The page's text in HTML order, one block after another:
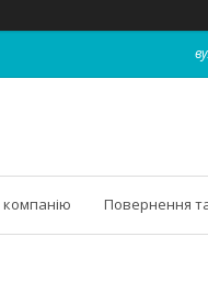
Повернення